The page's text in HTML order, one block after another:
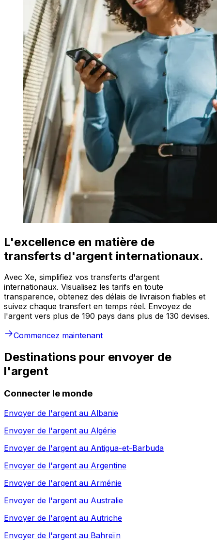
L'excellence en matière de
transferts d'argent internationaux.
Avec Xe, simplifiez vos transferts d'argent
internationaux. Visualisez les tarifs en toute
transparence, obtenez des délais de livraison fiables et
suivez chaque transfert en temps réel. Envoyez de
l'argent vers plus de 190 pays dans plus de 130 devises.
Commencez maintenant
Destinations pour envoyer de
l'argent
Connecter le monde
Envoyer de l'argent au Albanie
Envoyer de l'argent au Algérie
Envoyer de l'argent au Antigua-et-Barbuda
Envoyer de l'argent au Argentine
Envoyer de l'argent au Arménie
Envoyer de l'argent au Australie
Envoyer de l'argent au Autriche
Envoyer de l'argent au Bahreïn